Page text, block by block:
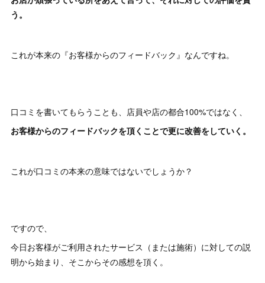
う。
これが本来の『お客様からのフィードバック』なんですね。
口コミを書いてもらうことも、店員や店の都合100%ではなく、
お客様からのフィードバックを頂くことで更に改善をしていく。
これが口コミの本来の意味ではないでしょうか？
ですので、
今日お客様がご利用されたサービス（または施術）に対しての説
明から始まり、そこからその感想を頂く。